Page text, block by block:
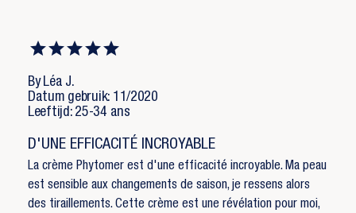
By Léa J.
Datum gebruik: 11/2020
Leeftijd: 25-34 ans
D'UNE EFFICACITÉ INCROYABLE
La crème Phytomer est d'une efficacité incroyable. Ma peau
est sensible aux changements de saison, je ressens alors
des tiraillements. Cette crème est une révélation pour moi,